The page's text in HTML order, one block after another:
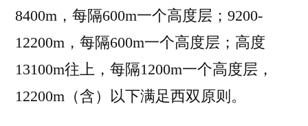
8400m，每隔600m一个高度层；9200-
12200m，每隔600m一个高度层；高度
13100m往上，每隔1200m一个高度层，
12200m（含）以下满足西双原则。